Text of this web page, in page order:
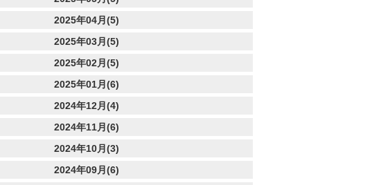
2025年04月(5)
2025年03月(5)
2025年02月(5)
2025年01月(6)
2024年12月(4)
2024年11月(6)
2024年10月(3)
2024年09月(6)